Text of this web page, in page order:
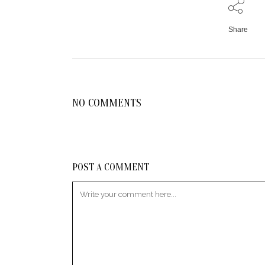
Share
NO COMMENTS
POST A COMMENT